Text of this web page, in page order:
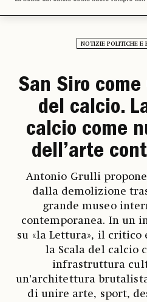
NOTIZIE POLITICHE E
San Siro
del calcio.
calcio come
dell’arte
Antonio Grulli
dalla demolizione
grande museo
contemporanea. In un
su «la Lettura», il
la Scala del calcio
infrastruttura
un’architettura
di unire arte, sport,